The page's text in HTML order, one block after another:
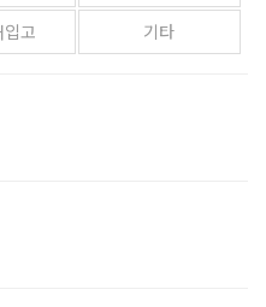
입고 기타